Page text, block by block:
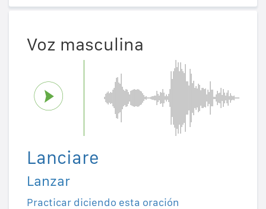
Voz masculina
Lanciare
Lanzar
Practicar diciendo esta oración